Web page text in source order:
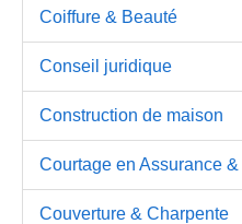
Coiffure & Beauté
Conseil juridique
Construction de maison
Courtage en Assurance
Couverture & Charpente